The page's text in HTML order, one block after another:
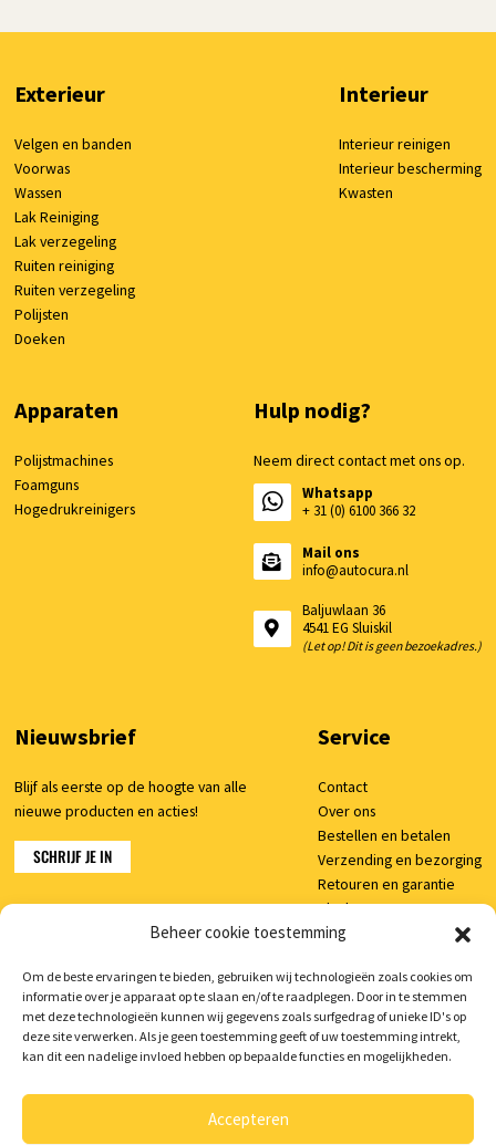
Beheer cookie toestemming
Om de beste ervaringen te bieden, gebruiken wij technologieën zoals cookies om
informatie over je apparaat op te slaan en/of te raadplegen. Door in te stemmen
met deze technologieën kunnen wij gegevens zoals surfgedrag of unieke ID's op
deze site verwerken. Als je geen toestemming geeft of uw toestemming intrekt,
kan dit een nadelige invloed hebben op bepaalde functies en mogelijkheden.
Accepteren
Exterieur
Velgen en banden
Voorwas
Wassen
Lak Reiniging
Lak verzegeling
Ruiten reiniging
Ruiten verzegeling
Polijsten
Doeken
Interieur
Interieur reinigen
Interieur bescherming
Kwasten
Apparaten
Polijstmachines
Foamguns
Hogedrukreinigers
Hulp nodig?
Neem direct contact met ons op.
Whatsapp
+ 31 (0) 6100 366 32
Mail ons
info@autocura.nl
Baljuwlaan 36
4541 EG Sluiskil
(Let op! Dit is geen bezoekadres.)
Nieuwsbrief
Blijf als eerste op de hoogte van alle
nieuwe producten en acties!
SCHRIJF JE IN
Service
Contact
Over ons
Bestellen en betalen
Verzending en bezorging
Retouren en garantie
Klachten
Veelgestelde vragen
Shop
Mijn account